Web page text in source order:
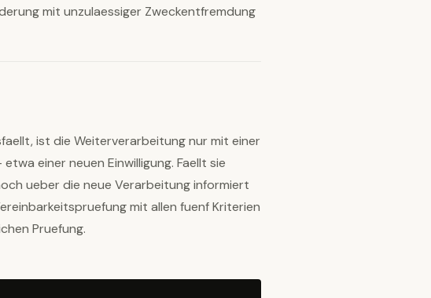
mit unzulaessiger Zweckentfremdung
ist die Weiterverarbeitung nur mit einer
einer neuen Einwilligung. Faellt sie
ueber die neue Verarbeitung informiert
mit allen fuenf Kriterien
Pruefung.